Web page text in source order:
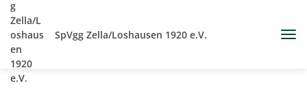
SpVgg Zella/Loshausen 1920 e.V.